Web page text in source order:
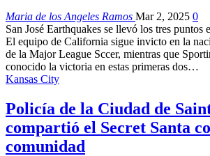
Maria de los Angeles Ramos Mar 2, 2025 0
San José Earthquakes se llevó los tres
El equipo de California sigue invicto en la
de la Major League Sccer, mientras que
conocido la victoria en estas primeras dos…
Kansas City
Policía de la Ciudad de
compartió el Secret Santa
comunidad